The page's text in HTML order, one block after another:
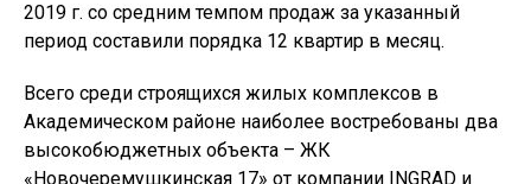
2019 г. со средним темпом продаж за указанный
период составили порядка 12 квартир в месяц.
Всего среди строящихся жилых комплексов в
Академическом районе наиболее востребованы два
высокобюджетных объекта – ЖК
«Новочеремушкинская 17» от компании INGRAD и